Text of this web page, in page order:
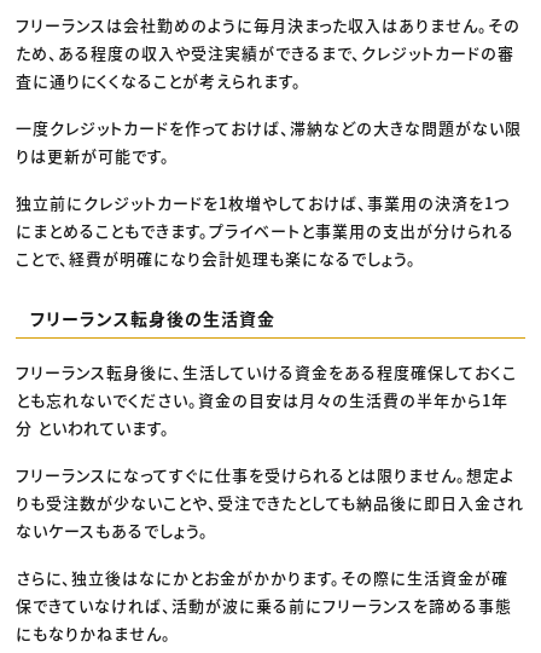
フリーランスは会社勤めのように毎月決まった収入はありません。その
ため、ある程度の収入や受注実績ができるまで、クレジットカードの審
査に通りにくくなることが考えられます。
一度クレジットカードを作っておけば、滞納などの大きな問題がない限
りは更新が可能です。
独立前にクレジットカードを1枚増やしておけば、事業用の決済を1つ
にまとめることもできます。プライベートと事業用の支出が分けられる
ことで、経費が明確になり会計処理も楽になるでしょう。
フリーランス転身後の生活資金
フリーランス転身後に、生活していける資金をある程度確保しておくこ
とも忘れないでください。資金の目安は月々の生活費の半年から1年
分 といわれています。
フリーランスになってすぐに仕事を受けられるとは限りません。想定よ
りも受注数が少ないことや、受注できたとしても納品後に即日入金され
ないケースもあるでしょう。
さらに、独立後はなにかとお金がかかります。その際に生活資金が確
保できていなければ、活動が波に乗る前にフリーランスを諦める事態
にもなりかねません。